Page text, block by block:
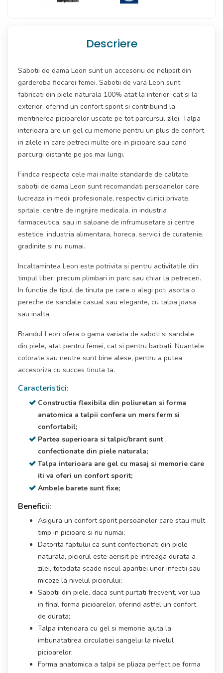
Descriere
Sabotii de dama Leon sunt un accesoriu de nelipsit din
garderoba fiecarei femei. Sabotii de vara Leon sunt
fabricati din piele naturala 100% atat la interior, cat si la
exterior, oferind un confort sporit si contribuind la
mentinerea picioarelor uscate pe tot parcursul zilei. Talpa
interioara are un gel cu memorie pentru un plus de confort
in zilele in care petreci multe ore in picioare sau cand
parcurgi distante pe jos mai lungi.
Fiindca respecta cele mai inalte standarde de calitate,
sabotii de dama Leon sunt recomandati persoanelor care
lucreaza in medii profesionale, respectiv clinici private,
spitale, centre de ingrijire medicala, in industria
farmaceutica, sau in saloane de infrumusetare si centre
estetice, industria alimentara, horeca, servicii de curatenie,
gradinite si nu numai.
Incaltamintea Leon este potrivita si pentru activitatile din
timpul liber, precum plimbari in parc sau chiar la petreceri.
In functie de tipul de tinuta pe care o alegi poti asorta o
pereche de sandale casual sau elegante, cu talpa joasa
sau inalta.
Brandul Leon ofera o gama variata de saboti si sandale
din piele, atat pentru femei, cat si pentru barbati. Nuantele
colorate sau neutre sunt bine alese, pentru a putea
accesoriza cu succes tinuta ta.
Caracteristici:
Constructia flexibila din poliuretan si forma
anatomica a talpii confera un mers ferm si
confortabil;
Partea superioara si talpic/brant sunt
confectionate din piele naturala;
Talpa interioara are gel cu masaj si memorie care
iti va oferi un confort sporit;
Ambele barete sunt fixe;
Beneficii:
Asigura un confort sporit persoanelor care stau mult
timp in picioare si nu numai;
Datorita faptului ca sunt confectionati din piele
naturala, piciorul este aerisit pe intreaga durata a
zilei, totodata scade riscul aparitiei unor infectii sau
micoze la nivelul piciorului;
Sabotii din piele, daca sunt purtati frecvent, vor lua
in final forma picioarelor, oferind astfel un confort
de durata;
Talpa interioara cu gel si memorie ajuta la
imbunatatirea circulatiei sangelui la nivelul
picioarelor;
Forma anatomica a talpii se pliaza perfect pe forma